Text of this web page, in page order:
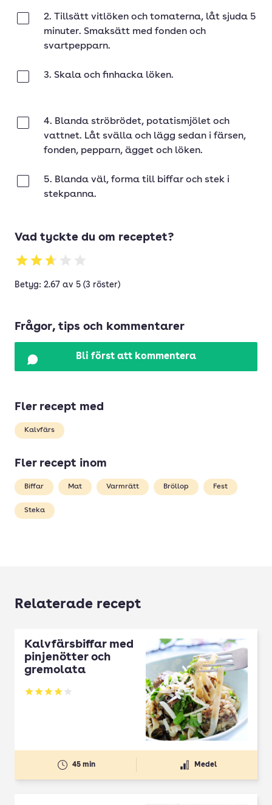
2. Tillsätt vitlöken och tomaterna, låt sjuda 5
minuter. Smaksätt med fonden och
svartpepparn.
3. Skala och finhacka löken.
4. Blanda ströbrödet, potatismjölet och
vattnet. Låt svälla och lägg sedan i färsen,
fonden, pepparn, ägget och löken.
5. Blanda väl, forma till biffar och stek i
stekpanna.
Vad tyckte du om receptet?
Betyg: 2.67 av 5 (3 röster)
Frågor, tips och kommentarer
Bli först att kommentera
Fler recept med
Kalvfärs
Fler recept inom
Biffar Mat Varmrätt Bröllop Fest
Steka
Relaterade recept
Kalvfärsbiffar med
pinjenötter och
gremolata
Betyg: 4 av 5
45 min Medel